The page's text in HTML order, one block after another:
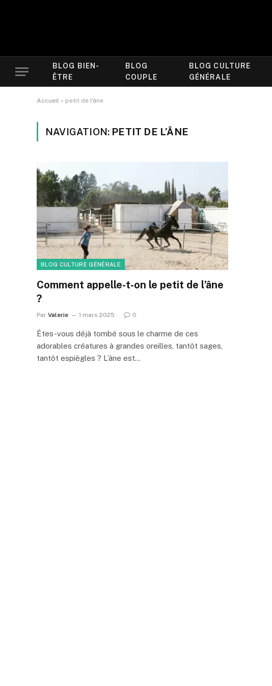
BLOG BIEN-
ÊTRE
BLOG
COUPLE
BLOG CULTURE
GÉNÉRALE
Accueil » petit de l'âne
NAVIGATION: PETIT DE L’ÂNE
BLOG CULTURE GÉNÉRALE
Comment appelle-t-on le petit de l’âne
?
Par Valerie 1 mars 2025 0
Êtes-vous déjà tombé sous le charme de ces
adorables créatures à grandes oreilles, tantôt sages,
tantôt espiègles ? L’âne est…